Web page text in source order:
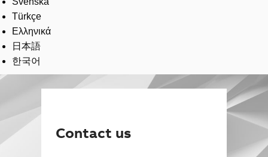
Türkçe
Ελληνικά
日本語
한국어
Contact us